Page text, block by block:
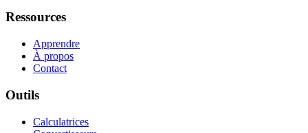
Ressources
Apprendre
À propos
Contact
Outils
Calculatrices